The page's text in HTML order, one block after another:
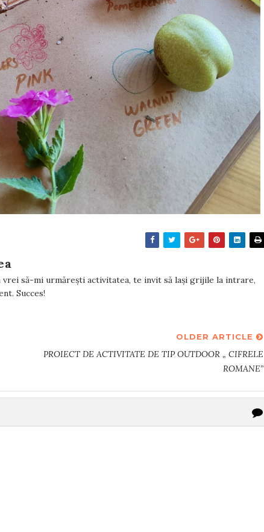
vrei să-mi urmărești activitatea, te invit să lași grijile la intrare,
Succes!
OLDER ARTICLE
PROIECT DE ACTIVITATE DE TIP OUTDOOR „ CIFRELE
ROMANE”